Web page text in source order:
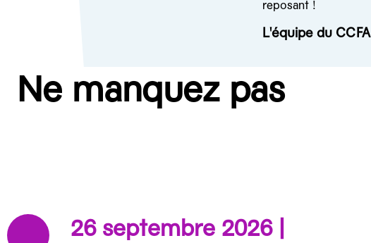
reposant !
L'équipe du CCFA
Ne manquez pas
26 septembre 2026 |